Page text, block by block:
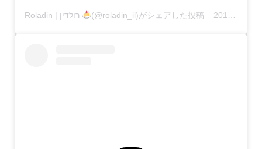
(@roladin_il)がシェアした投稿 – 2019年12月月24日午後10時27分PST